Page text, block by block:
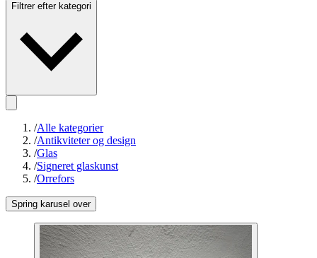
Filtrer efter kategori
/Alle kategorier
/Antikviteter og design
/Glas
/Signeret glaskunst
/Orrefors
Spring karusel over